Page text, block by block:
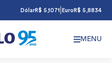
DólarR$ 5,1071 Euro R$ 5,8834
MENU